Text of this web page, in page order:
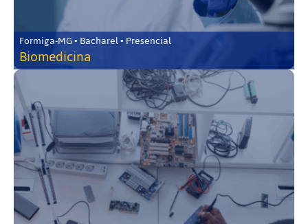
Formiga-MG • Bacharel • Presencial
Biomedicina